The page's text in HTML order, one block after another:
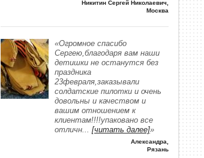
Никитин Сергей Николаевич
Москва
«Огромное спасибо
Сергею,благодаря вам наши
детишки не останутся без
праздника
23февраля,заказывали
солдатские пилотки и очень
довольны и качеством и
вашим отношением к
клиентам!!!!упаковано все
отличн... [читать далее]»
Александра
Рязань